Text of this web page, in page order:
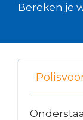
Bereken je